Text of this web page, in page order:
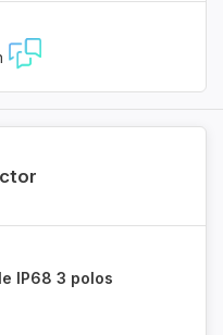
IP68 3 polos